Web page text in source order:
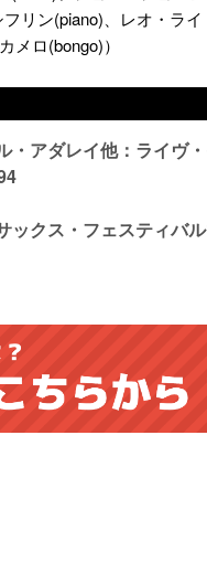
リン(piano)、レオ・ラ
ロ(bongo)）
・アダレイ他：ライヴ
ックス・フェスティバ